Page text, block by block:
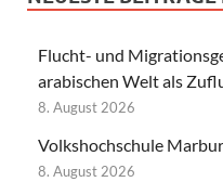
Flucht- und
arabischen Welt als
8. August 2026
Volkshochschule
8. August 2026